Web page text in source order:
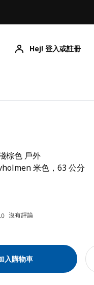
Hej! 登入或註冊
棕色 戶外
米色，63 公分
沒有評論
入購物車